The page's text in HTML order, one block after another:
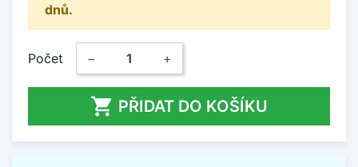
dnů.
Počet − +
 PŘIDAT DO KOŠÍKU